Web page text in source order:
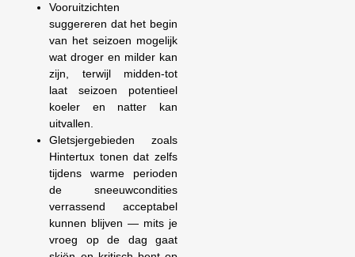
Vooruitzichten
suggereren dat het begin
van het seizoen mogelijk
wat droger en milder kan
zijn, terwijl midden-tot
laat seizoen potentieel
koeler en natter kan
uitvallen.
Gletsjergebieden zoals
Hintertux tonen dat zelfs
tijdens warme perioden
de sneeuwcondities
verrassend acceptabel
kunnen blijven — mits je
vroeg op de dag gaat